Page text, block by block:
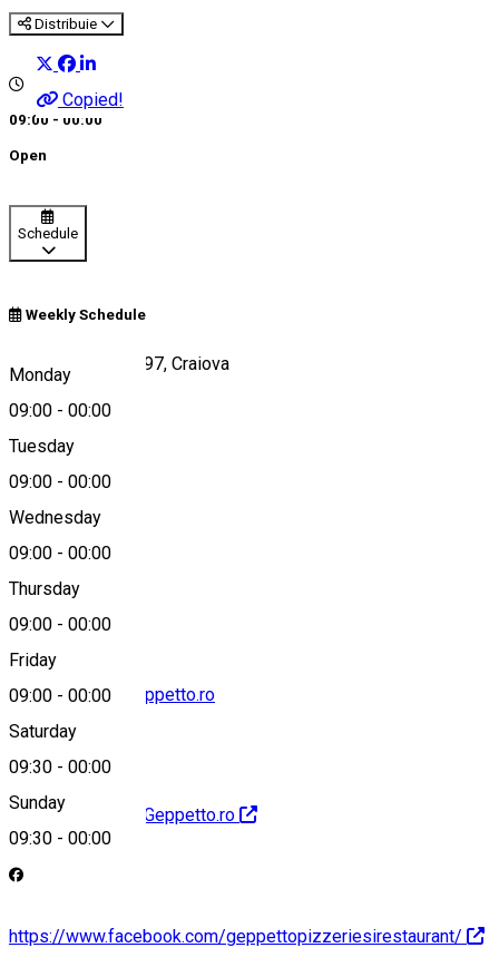
Distribuie
Copied!
09:00 - 00:00
Open
Schedule
Weekly Schedule
Monday
09:00 - 00:00
Tuesday
09:00 - 00:00
Wednesday
09:00 - 00:00
Thursday
09:00 - 00:00
Friday
09:00 - 00:00
Saturday
09:30 - 00:00
Sunday
09:30 - 00:00
Bld. Decebal , Nr. 97, Craiova
Map
contact@pizzageppetto.ro
http://www.PizzaGeppetto.ro
https://www.facebook.com/geppettopizzeriesirestaurant/